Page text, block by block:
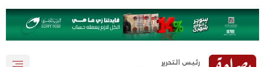
رئيس التحرير